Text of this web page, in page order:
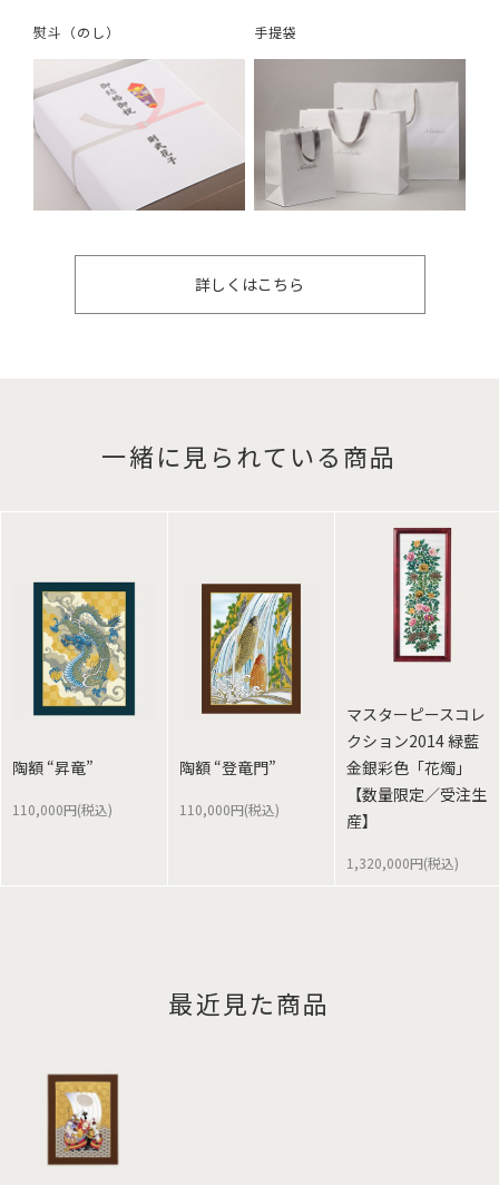
熨斗（のし） 手提袋
詳しくはこちら
一緒に見られている商品
陶額 “昇竜”
110,000円(税込)
陶額 “登竜門”
110,000円(税込)
マスターピースコレ
クション2014 緑藍
金銀彩色「花燭」
【数量限定／受注生
産】
1,320,000円(税込)
最近見た商品